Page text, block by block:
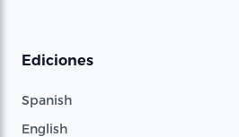
Ediciones
Spanish
English